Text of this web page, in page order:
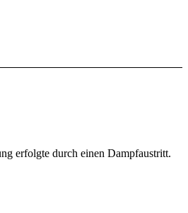
erfolgte durch einen Dampfaustritt.